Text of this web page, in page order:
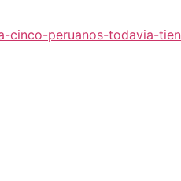
peruanos-todavia-